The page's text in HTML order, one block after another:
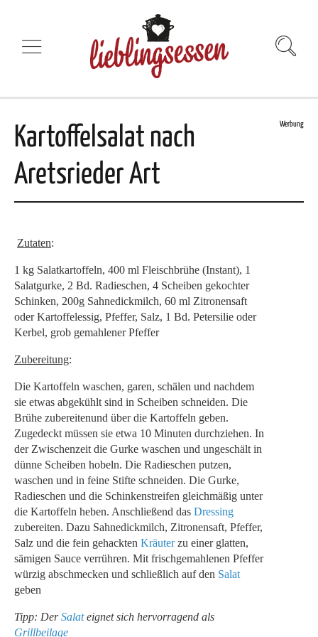
Kartoffelsalat nach
Aretsrieder Art
Werbung
Zutaten:
1 kg Salatkartoffeln, 400 ml Fleischbrühe (Instant), 1
Salatgurke, 2 Bd. Radieschen, 4 Scheiben gekochter
Schinken, 200g Sahnedickmilch, 60 ml Zitronensaft
oder Kartoffelessig, Pfeffer, Salz, 1 Bd. Petersilie oder
Kerbel, grob gemahlener Pfeffer
Zubereitung:
Die Kartoffeln waschen, garen, schälen und nachdem
sie etwas abgekühlt sind in Scheiben schneiden. Die
Brühe zubereitenund über die Kartoffeln geben.
Zugedeckt müssen sie etwa 10 Minuten durchziehen. In
der Zwischenzeit die Gurke waschen und ungeschält in
dünne Scheiben hobeln. Die Radieschen putzen,
waschen und in feine Stifte schneiden. Die Gurke,
Radieschen und die Schinkenstreifen gleichmäßig unter
die Kartoffeln heben. Anschließend das Dressing
zubereiten. Dazu Sahnedickmilch, Zitronensaft, Pfeffer,
Salz und die fein gehackten Kräuterzu einer glatten,
sämigen Sauce verrühren. Mit frischgemahlenen Pfeffer
würzig abschmecken und schließlich auf den Salat
geben
Tipp: DerSalateignet sich hervorragend als
Grillbeilage